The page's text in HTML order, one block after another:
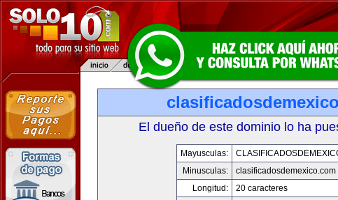
El dueño de este dominio lo ha
Mayusculas:
Minusculas:
clasificadosdemexico.com
Longitud:
20 caracteres